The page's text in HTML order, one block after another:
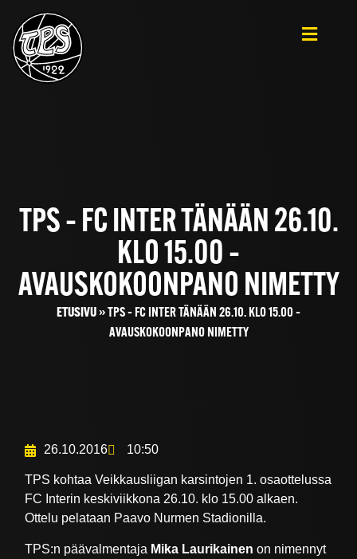
TPS – FC INTER TÄNÄÄN 26.10.
KLO 15.00 –
AVAUSKOKOONPANO NIMETTY
ETUSIVU»TPS – FC INTER TÄNÄÄN 26.10. KLO 15.00 –
AVAUSKOKOONPANO NIMETTY
26.10.2016 10:50
TPS kohtaa Veikkausliigan karsintojen 1. osaottelussa
FC Interin keskiviikkona 26.10. klo 15.00 alkaen.
Ottelu pelataan Paavo Nurmen Stadionilla.
TPS:n päävalmentaja Mika Laurikainen on nimennyt